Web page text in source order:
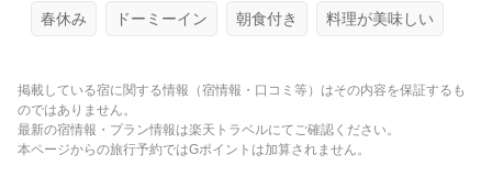
春休み ドーミーイン 朝食付き 料理が美味しい
掲載している宿に関する情報（宿情報・口コミ等）はその内容を保証するも
のではありません。
最新の宿情報・プラン情報は楽天トラベルにてご確認ください。
本ページからの旅行予約ではGポイントは加算されません。